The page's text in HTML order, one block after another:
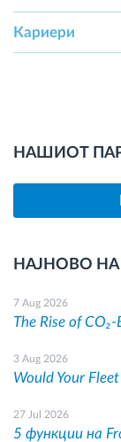
Кариери
НАШИОТ
НАЈНОВО
7 Aug 2026
The Rise of
3 Aug 2026
Would Your
27 Jul 2026
5 функции на